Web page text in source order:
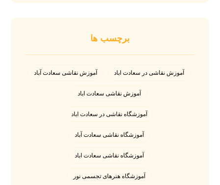
برچسب ها
آموزش نقاشی در سعادت اباد آموزش نقاشی سعادت آباد
آموزش نقاشی سعادت اباد
آموزشگاه نقاشی در سعادت اباد
آموزشگاه نقاشی سعادت آباد
آموزشگاه نقاشی سعادت اباد
آموزشگاه هنرهای تجسمی نور